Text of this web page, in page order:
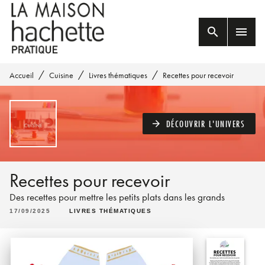
MENU RECHERCHE
PIED DE PAGE
search menu
Accueil / Cuisine / Livres thématiques / Recettes pour recevoir
arrow_forward DÉCOUVRIR L'UNIVERS
Recettes pour recevoir
Des recettes pour mettre les petits plats dans les grands
17/09/2025 LIVRES THÉMATIQUES